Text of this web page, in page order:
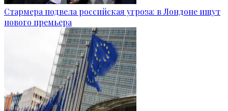
Стармера подвела российская угроза: в Лондоне ищут
нового премьера